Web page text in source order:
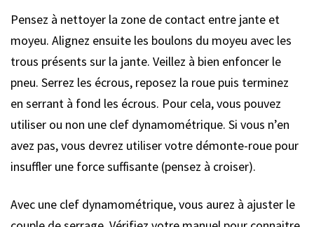
Pensez à nettoyer la zone de contact entre jante et
moyeu. Alignez ensuite les boulons du moyeu avec les
trous présents sur la jante. Veillez à bien enfoncer le
pneu. Serrez les écrous, reposez la roue puis terminez
en serrant à fond les écrous. Pour cela, vous pouvez
utiliser ou non une clef dynamométrique. Si vous n’en
avez pas, vous devrez utiliser votre démonte-roue pour
insuffler une force suffisante (pensez à croiser).
Avec une clef dynamométrique, vous aurez à ajuster le